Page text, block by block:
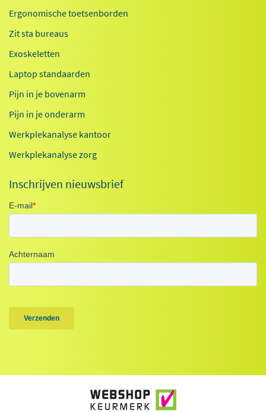
Ergonomische toetsenborden
Zit sta bureaus
Exoskeletten
Laptop standaarden
Pijn in je bovenarm
Pijn in je onderarm
Werkplekanalyse kantoor
Werkplekanalyse zorg
Inschrijven nieuwsbrief